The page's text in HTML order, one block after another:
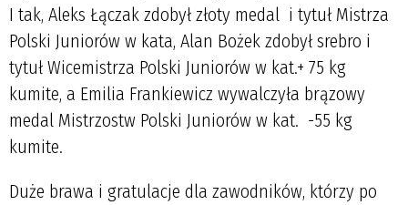
I tak, Aleks Łączak zdobył złoty medal i tytuł Mistrza
Polski Juniorów w kata, Alan Bożek zdobył srebro i
tytuł Wicemistrza Polski Juniorów w kat.+ 75 kg
kumite, a Emilia Frankiewicz wywalczyła brązowy
medal Mistrzostw Polski Juniorów w kat. -55 kg
kumite.
Duże brawa i gratulacje dla zawodników, którzy po